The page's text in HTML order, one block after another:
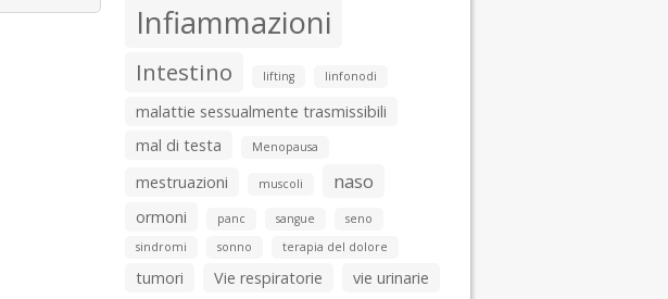
Infiammazioni
Intestino lifting linfonodi
malattie sessualmente trasmissibili
mal di testa
Menopausa
mestruazioni muscoli naso
ormoni panc sangue
seno
sindromi
sonno terapia del dolore
tumori Vie respiratorie vie urinarie